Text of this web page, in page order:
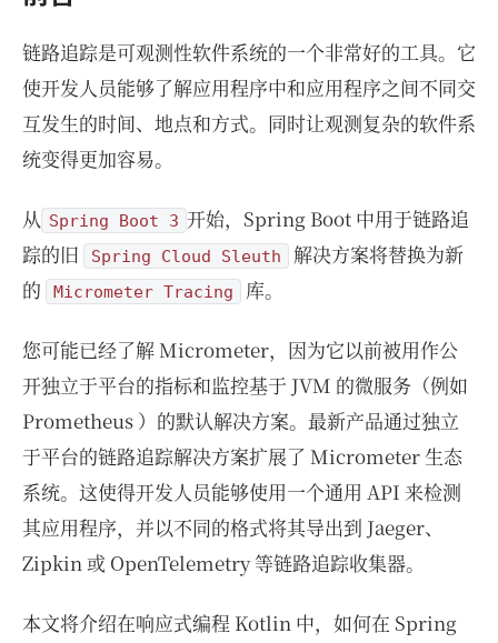
链路追踪是可观测性软件系统的一个非常好的工具。它
使开发人员能够了解应用程序中和应用程序之间不同交
互发生的时间、地点和方式。同时让观测复杂的软件系
统变得更加容易。
从 Spring Boot 3 开始，Spring Boot 中用于链路追
踪的旧
Spring Cloud Sleuth
解决方案将替换为新
的
Micrometer Tracing 库。
您可能已经了解 Micrometer，因为它以前被用作公
开独立于平台的指标和监控基于 JVM 的微服务（例如
Prometheus ）的默认解决方案。最新产品通过独立
于平台的链路追踪解决方案扩展了 Micrometer 生态
系统。这使得开发人员能够使用一个通用 API 来检测
其应用程序，并以不同的格式将其导出到 Jaeger、
Zipkin 或 OpenTelemetry 等链路追踪收集器。
本文将介绍在响应式编程 Kotlin 中，如何在 Spring